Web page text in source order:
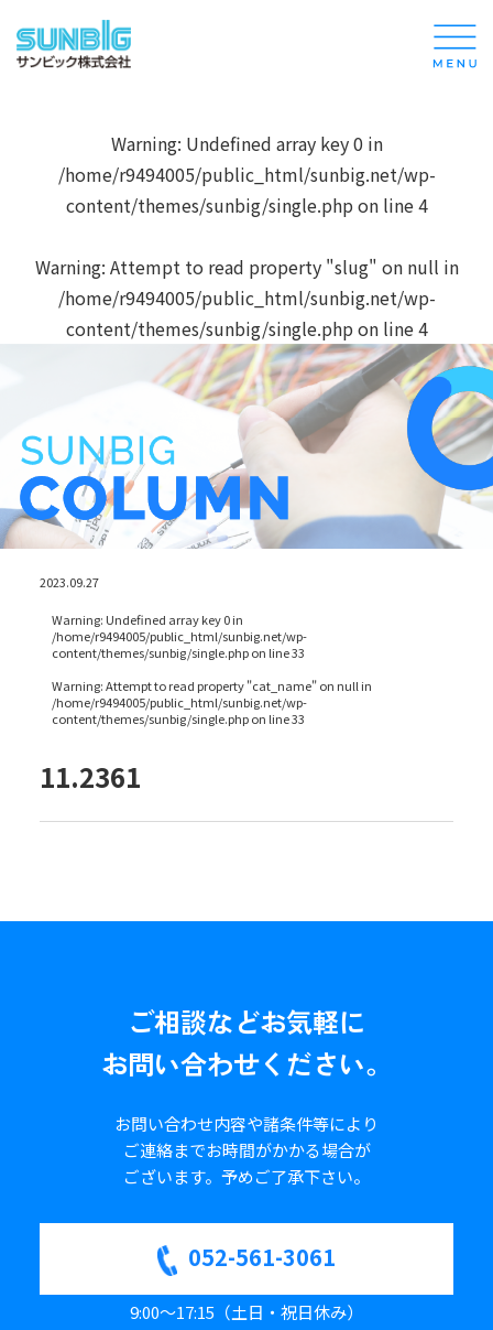
Warning: Undefined array key 0 in
/home/r9494005/public_html/sunbig.net/wp-
content/themes/sunbig/single.phpon line4
Warning: Attempt to read property "slug" on null in
/home/r9494005/public_html/sunbig.net/wp-
content/themes/sunbig/single.phpon line4
2023.09.27
Warning: Undefined array key 0 in
/home/r9494005/public_html/sunbig.net/wp-
content/themes/sunbig/single.phpon line33
Warning: Attempt to read property "cat_name" on null in
/home/r9494005/public_html/sunbig.net/wp-
content/themes/sunbig/single.phpon line33
11.2361
ご相談などお気軽に
お問い合わせください。
お問い合わせ内容や諸条件等により
ご連絡までお時間がかかる場合が
ございます。 予めご了承下さい。
052-561-3061
9:00～17:15（土日・祝日休み）